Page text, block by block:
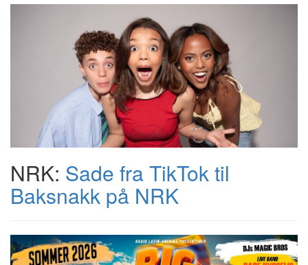
NRK: Sade fra TikTok til
Baksnakk på NRK